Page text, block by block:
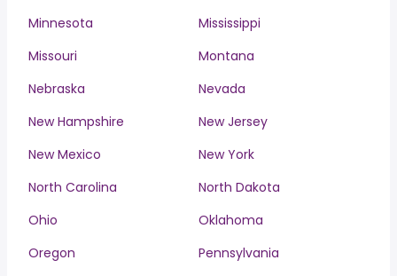
Minnesota
Mississippi
Missouri
Montana
Nebraska
Nevada
New Hampshire
New Jersey
New Mexico
New York
North Carolina
North Dakota
Ohio
Oklahoma
Oregon
Pennsylvania